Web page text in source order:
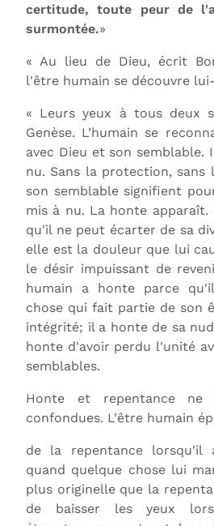
certitude, toute peur de
surmontée.»
« Au lieu de Dieu, écrit
l'être humain se découvre
« Leurs yeux à tous deux
Genèse. L’humain se
avec Dieu et son semblable.
nu. Sans la protection, sans
son semblable signifient
mis à nu. La honte apparaît.
qu'il ne peut écarter de sa
elle est la douleur que lui
le désir impuissant de
humain a honte parce
chose qui fait partie de son
intégrité; il a honte de sa
honte d'avoir perdu l'unité
semblables.
Honte et repentance ne
confondues. L'être humain
de la repentance
quand quelque chose lui
plus originelle que la
de baisser les yeux